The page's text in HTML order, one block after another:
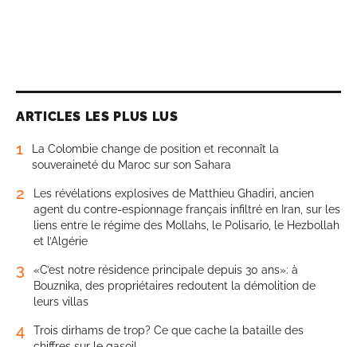
ARTICLES LES PLUS LUS
1
La Colombie change de position et reconnaît la
souveraineté du Maroc sur son Sahara
2
Les révélations explosives de Matthieu Ghadiri, ancien
agent du contre-espionnage français infiltré en Iran, sur les
liens entre le régime des Mollahs, le Polisario, le Hezbollah
et l’Algérie
3
«C’est notre résidence principale depuis 30 ans»: à
Bouznika, des propriétaires redoutent la démolition de
leurs villas
4
Trois dirhams de trop? Ce que cache la bataille des